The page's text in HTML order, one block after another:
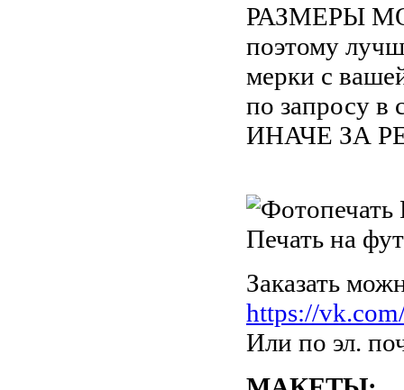
РАЗМЕРЫ
поэтому
мерки с
по запросу в
ИНАЧЕ ЗА
Заказать
https://
Или по эл.